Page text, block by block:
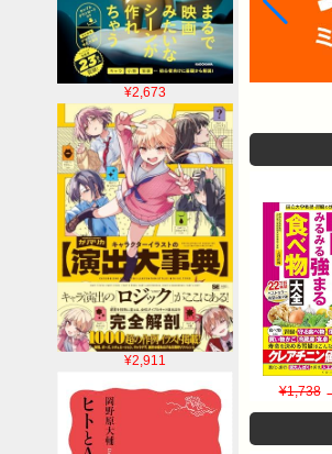
¥2,673
¥2,911
¥1,738→